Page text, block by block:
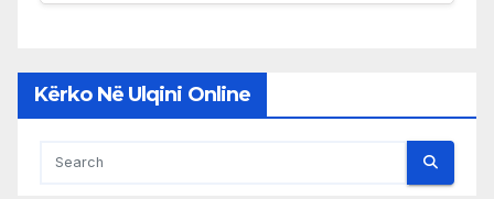
Kërko Në Ulqini Online